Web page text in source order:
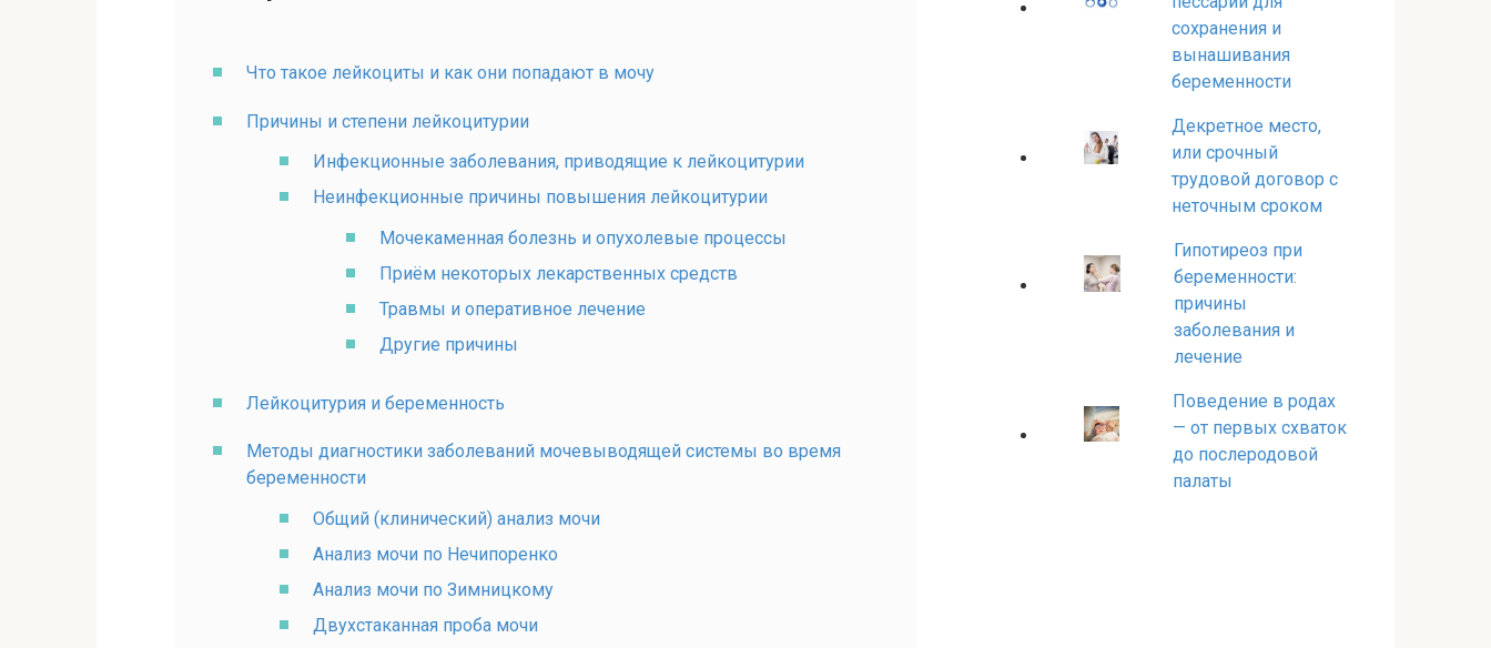
Что такое лейкоциты и как они попадают в мочу
Причины и степени лейкоцитурии
Инфекционные заболевания, приводящие к лейкоцитурии
Неинфекционные причины повышения лейкоцитурии
Мочекаменная болезнь и опухолевые процессы
Приём некоторых лекарственных средств
Травмы и оперативное лечение
Другие причины
Лейкоцитурия и беременность
Методы диагностики заболеваний мочевыводящей системы во время
беременности
Общий (клинический) анализ мочи
Анализ мочи по Нечипоренко
Анализ мочи по Зимницкому
Двухстаканная проба мочи
сохранения и
вынашивания
беременности
Декретное место,
или срочный
трудовой договор с
неточным сроком
Гипотиреоз при
беременности:
причины
заболевания и
лечение
Поведение в родах
— от первых схваток
до послеродовой
палаты